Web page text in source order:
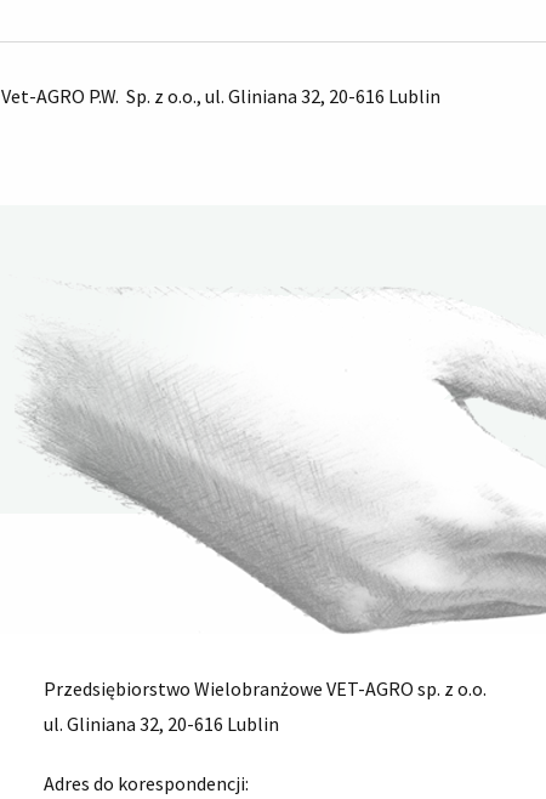
Vet-AGRO P.W. Sp. z o.o., ul. Gliniana 32, 20-616 Lublin
Przedsiębiorstwo Wielobranżowe VET-AGRO sp. z o.o.
ul. Gliniana 32, 20-616 Lublin
Adres do korespondencji: